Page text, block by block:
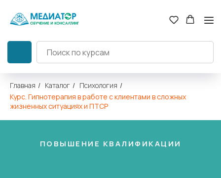
Главная / Каталог / Психология /
Курс. Гипнотерапия в работе с клиентами в сложных
жизненных ситуациях и ПТСР
ПОВЫШЕНИЕ КВАЛИФИКАЦИИ